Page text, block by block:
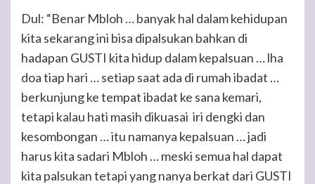
Dul: “Benar Mbloh … banyak hal dalam kehidupan
kita sekarang ini bisa dipalsukan bahkan di
hadapan GUSTI kita hidup dalam kepalsuan … lha
doa tiap hari … setiap saat ada di rumah ibadat …
berkunjung ke tempat ibadat ke sana kemari,
tetapi kalau hati masih dikuasai iri dengki dan
kesombongan … itu namanya kepalsuan … jadi
harus kita sadari Mbloh … meski semua hal dapat
kita palsukan tetapi yang nanya berkat dari GUSTI